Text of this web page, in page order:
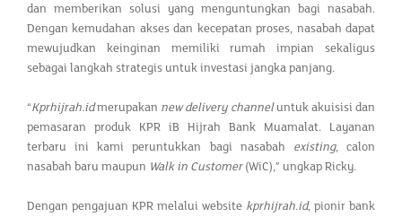
dan memberikan solusi yang menguntungkan bagi nasabah.
Dengan kemudahan akses dan kecepatan proses, nasabah dapat
mewujudkan keinginan memiliki rumah impian sekaligus
sebagai langkah strategis untuk investasi jangka panjang.
“Kprhijrah.idmerupakan new delivery channeluntuk akuisisi dan
pemasaran produk KPR iB Hijrah Bank Muamalat. Layanan
terbaru ini kami peruntukkan bagi nasabah existing, calon
nasabah baru maupun Walk in Customer(WiC),” ungkap Ricky.
Dengan pengajuan KPR melalui website kprhijrah.id, pionir bank